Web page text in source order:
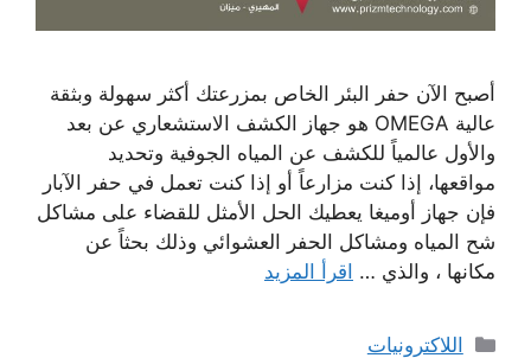
أصبح الآن حفر البئر الخاص بمزرعتك أكثر سهولة وبثقة
عالية OMEGA هو جهاز الكشف الاستشعاري عن بعد
والأول عالمياً للكشف عن المياه الجوفية وتحديد
مواقعها، إذا كنت مزارعاً أو إذا كنت تعمل في حفر الآبار
فإن جهاز أوميغا يعطيك الحل الأمثل للقضاء على مشاكل
شح المياه ومشاكل الحفر العشوائي وذلك بحثاً عن
مكانها ، والذي … اقرأ المزيد
التصنيفات
اللاكترونيات